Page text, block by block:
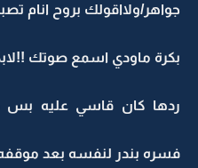
جواهر/ولااقولك بروح انام
بكرة ماودي اسمع صوتك
ردها كان قاسي عليه
فسره بندر لنفسه بعد